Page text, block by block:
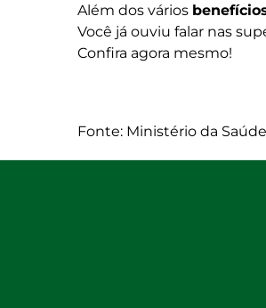
Além dos vários
Você já ouviu falar nas
Confira agora mesmo!
Fonte: Ministério da Saúde